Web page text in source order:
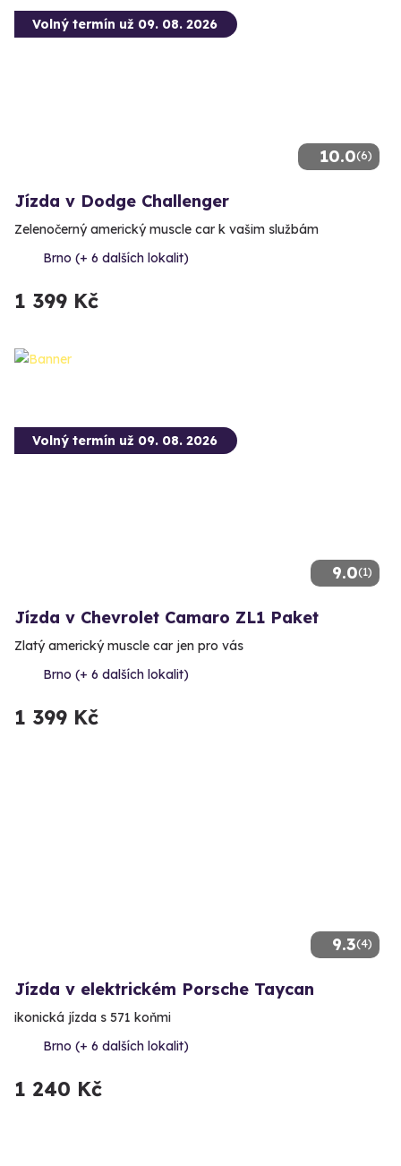
10.0(6)
Volný termín už 09. 08. 2026
Jízda v Dodge Challenger
Zelenočerný americký muscle car k vašim službám
Brno (+ 6 dalších lokalit)
1 399 Kč
9.0(1)
Volný termín už 09. 08. 2026
Jízda v Chevrolet Camaro ZL1 Paket
Zlatý americký muscle car jen pro vás
Brno (+ 6 dalších lokalit)
1 399 Kč
9.3(4)
Jízda v elektrickém Porsche Taycan
ikonická jízda s 571 koňmi
Brno (+ 6 dalších lokalit)
1 240 Kč